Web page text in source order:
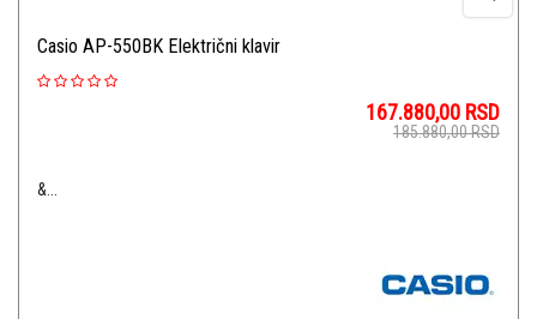
Casio AP-550BK Električni klavir
167.880,00 RSD
185.880,00RSD
&...